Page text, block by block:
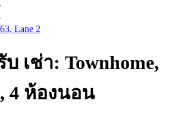
Lane 2
เช่า: Townhome,
4 ห้องนอน